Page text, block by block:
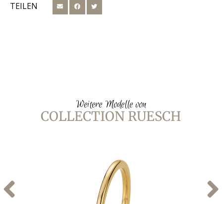
TEILEN
Weitere Modelle von
COLLECTION RUESCH